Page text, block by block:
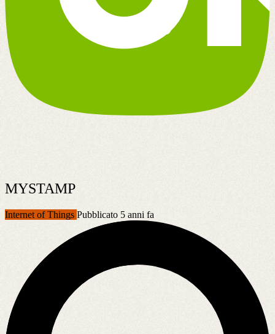
MYSTAMP
Internet of Things Pubblicato 5 anni fa